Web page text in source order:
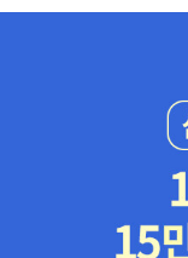
않나요?[덧업는 양
산 것 같은데 같은
피곤하다. 너무 피곤
다. 큰일이네.듀오링
해 점수를 매겨준다.